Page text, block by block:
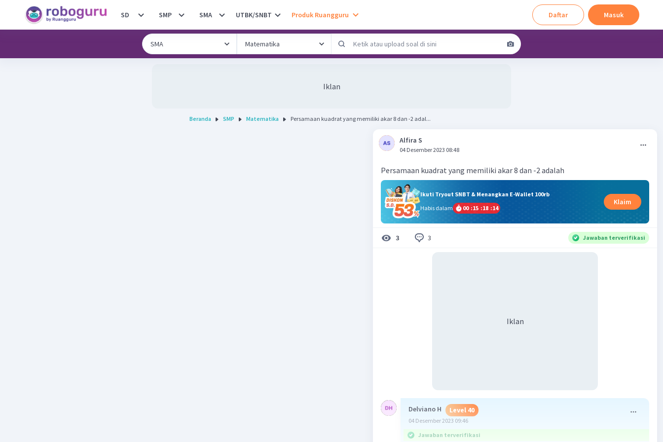
SD SMP SMA UTBK/SNBT Produk Ruangguru Daftar Masuk
Iklan
Beranda SMP Matematika Persamaan kuadrat yang memiliki akar 8 dan -2 adal...
Alfira S
04 Desember 2023 08:48
Persamaan kuadrat yang memiliki akar 8 dan -2 adalah
Ikuti Tryout SNBT & Menangkan E-Wallet 100rb
Habis dalam
00 :15 :18 :13
Klaim
3 3 Jawaban terverifikasi
Iklan
Delviano H Level 40
04 Desember 2023 09:46
Jawaban terverifikasi